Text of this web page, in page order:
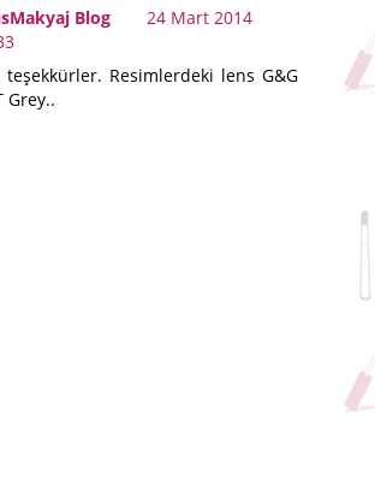
Blog
24 Mart 2014
teşekkürler. Resimlerdeki lens G&G
Grey..